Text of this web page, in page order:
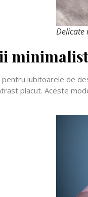
Delicate
iubitoarele de
placut. Aceste